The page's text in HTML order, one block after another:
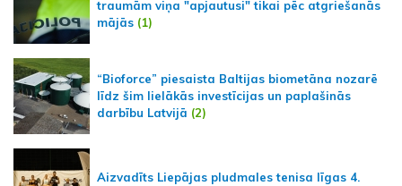
traumām viņa "apjautusi" tikai pēc atgriešanās
mājās (1)
“Bioforce” piesaista Baltijas biometāna nozarē
līdz šim lielākās investīcijas un paplašinās
darbību Latvijā (2)
Aizvadīts Liepājas pludmales tenisa līgas 4.